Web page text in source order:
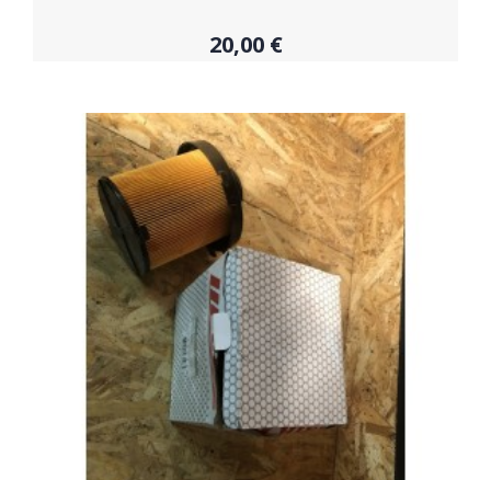
Acheter
20,00 €